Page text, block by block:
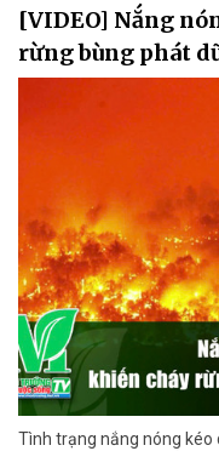
[VIDEO] Nắng
rừng bùng phát
Tình trạng nắng nóng kéo